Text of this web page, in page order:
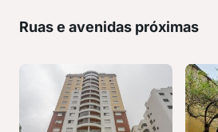
Ruas e avenidas próximas